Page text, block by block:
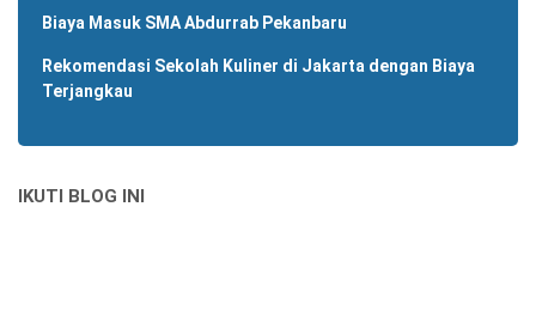
Biaya Masuk SMA Abdurrab Pekanbaru
Rekomendasi Sekolah Kuliner di Jakarta dengan Biaya
Terjangkau
IKUTI BLOG INI